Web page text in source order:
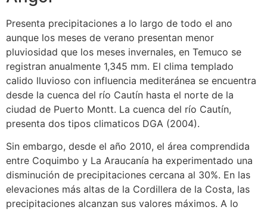
Presenta precipitaciones a lo largo de todo el ano
aunque los meses de verano presentan menor
pluviosidad que los meses invernales, en Temuco se
registran anualmente 1,345 mm. El clima templado
calido lluvioso con influencia mediteránea se encuentra
desde la cuenca del río Cautín hasta el norte de la
ciudad de Puerto Montt. La cuenca del río Cautín,
presenta dos tipos climaticos DGA (2004).
Sin embargo, desde el año 2010, el área comprendida
entre Coquimbo y La Araucanía ha experimentado una
disminución de precipitaciones cercana al 30%. En las
elevaciones más altas de la Cordillera de la Costa, las
precipitaciones alcanzan sus valores máximos. A lo